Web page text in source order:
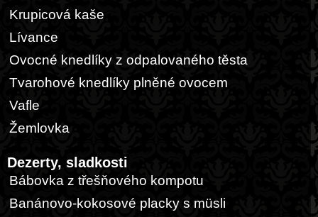
Krupicová kaše
Lívance
Ovocné knedlíky z odpalovaného těsta
Tvarohové knedlíky plněné ovocem
Vafle
Žemlovka
Dezerty, sladkosti
Bábovka z třešňového kompotu
Banánovo-kokosové placky s müsli